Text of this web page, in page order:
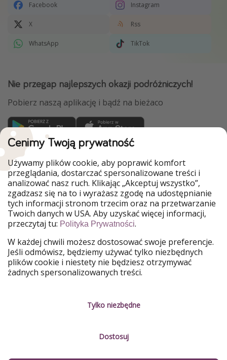
Facebook Instagram
X Rss
WhatsApp TikTok
Nie przegap najlepszych okazji podróżniczych!
Pobierz naszą aplikację i bądź na bieżaco
WakacyjniPiraci są częścią Grupy HolidayPirates
Nasze rynki
PiratinViaggio
HolidayPirates
VakantiePiraten
VoyagesPirates
Ferienpiraten
Urlaubspiraten
Urlaubspiraten
ViajerosPiratas
TravelPirates
Nasza grupa
HolidayPirates Group
Poznaj nas! Informacje prawne
O firmie
Cenimy Twoją prywatność
Używamy plików cookie, aby poprawić komfort
przeglądania, dostarczać spersonalizowane treści i
analizować nasz ruch. Klikając „Akceptuj wszystko”,
zgadzasz się na to i wyrażasz zgodę na udostępnianie
tych informacji stronom trzecim oraz na przetwarzanie
Twoich danych w USA. Aby uzyskać więcej informacji,
przeczytaj tu: Polityka Prywatności.
W każdej chwili możesz dostosować swoje preferencje.
Jeśli odmówisz, będziemy używać tylko niezbędnych
plików cookie i niestety nie będziesz otrzymywać
żadnych spersonalizowanych treści.
Tylko niezbędne
Dostosuj